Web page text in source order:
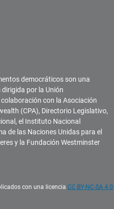
democráticos son una
por la Unión
con la Asociación
(CPA), Directorio Legislativo,
el Instituto Nacional
de las Naciones Unidas para el
y la Fundación Westminster
con una licencia CC BY-NC-SA 4.0